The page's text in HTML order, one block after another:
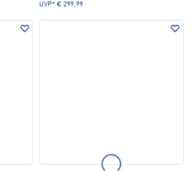
UVP* € 299,99